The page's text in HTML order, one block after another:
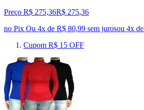
Preço R$ 275,36R$ 275,36
no Pix Ou 4x de R$ 80,99 sem jurosou 4x de
Cupom R$ 15 OFF